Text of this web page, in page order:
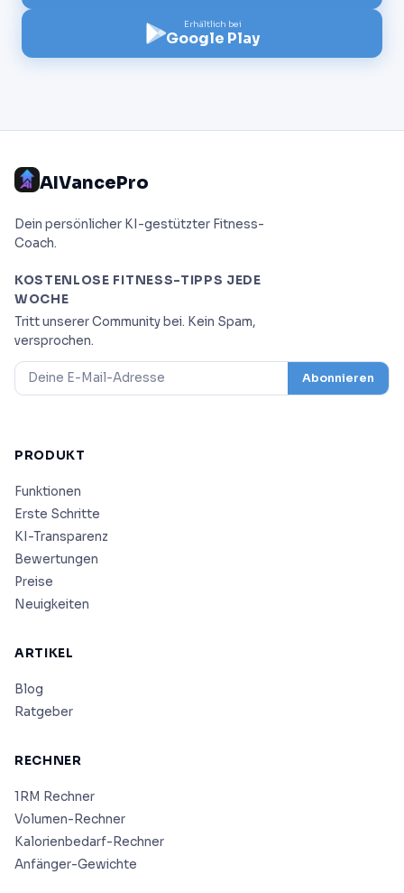
Erhältlich bei
Google Play
AIVancePro
Dein persönlicher KI-gestützter Fitness-
Coach.
KOSTENLOSE FITNESS-TIPPS JEDE
WOCHE
Tritt unserer Community bei. Kein Spam,
versprochen.
Abonnieren
PRODUKT
Funktionen
Erste Schritte
KI-Transparenz
Bewertungen
Preise
Neuigkeiten
ARTIKEL
Blog
Ratgeber
RECHNER
1RM Rechner
Volumen-Rechner
Kalorienbedarf-Rechner
Anfänger-Gewichte